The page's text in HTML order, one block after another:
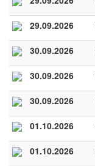
29.09.2026
30.09.2026
30.09.2026
30.09.2026
01.10.2026
01.10.2026